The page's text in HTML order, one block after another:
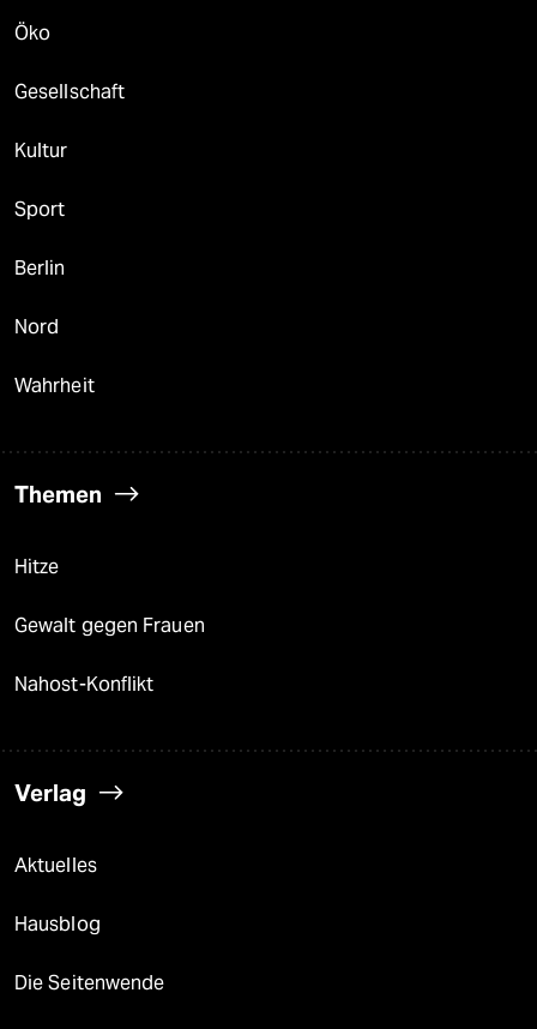
Öko
Gesellschaft
Kultur
Sport
Berlin
Nord
Wahrheit
Themen
Hitze
Gewalt gegen Frauen
Nahost-Konflikt
Verlag
Aktuelles
Hausblog
Die Seitenwende